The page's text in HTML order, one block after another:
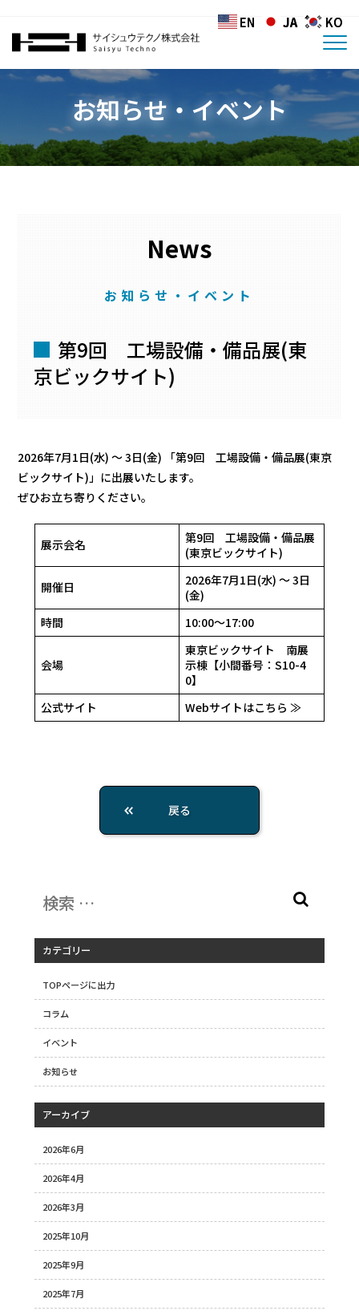
お知らせ・イベント
News
お知らせ・イベント
第9回 工場設備・備品展(東
京ビックサイト)
2026年7月1日(水) ～ 3日(金) 「第9回 工場設備・備品展(東京
ビックサイト)」に出展いたします。
ぜひお立ち寄りください。
展示会名
第9回 工場設備・備品展
(東京ビックサイト)
開催日
2026年7月1日(水) ～ 3日
(金)
時間
10:00～17:00
会場
東京ビックサイト 南展
示棟【小間番号：S10-4
0】
公式サイト
Webサイトはこちら ≫
戻る
カテゴリー
TOPページに出力
コラム
イベント
お知らせ
アーカイブ
2026年6月
2026年4月
2026年3月
2025年10月
2025年9月
2025年7月
EN JA KO
EN JA KO